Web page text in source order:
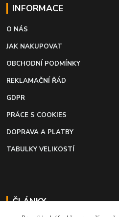
INFORMACE
O NÁS
JAK NAKUPOVAT
OBCHODNÍ PODMÍNKY
REKLAMAČNÍ ŘÁD
GDPR
PRÁCE S COOKIES
DOPRAVA A PLATBY
TABULKY VELIKOSTÍ
ČLÁNKY